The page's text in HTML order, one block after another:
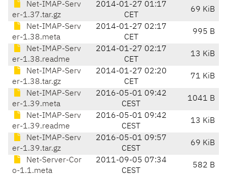
Net-IMAP-Serv
er-1.37.tar.gz
2014-01-27 01:17
CET
69 KiB
Net-IMAP-Serv
er-1.38.meta
2014-01-27 02:17
CET
995 B
Net-IMAP-Serv
er-1.38.readme
2014-01-27 02:17
CET
13 KiB
Net-IMAP-Serv
er-1.38.tar.gz
2014-01-27 02:20
CET
71 KiB
Net-IMAP-Serv
er-1.39.meta
2016-05-01 09:42
CEST
1041 B
Net-IMAP-Serv
er-1.39.readme
2016-05-01 09:42
CEST
13 KiB
Net-IMAP-Serv
er-1.39.tar.gz
2016-05-01 09:57
CEST
69 KiB
Net-Server-Cor
o-1.1.meta
2011-09-05 07:34
CEST
582 B